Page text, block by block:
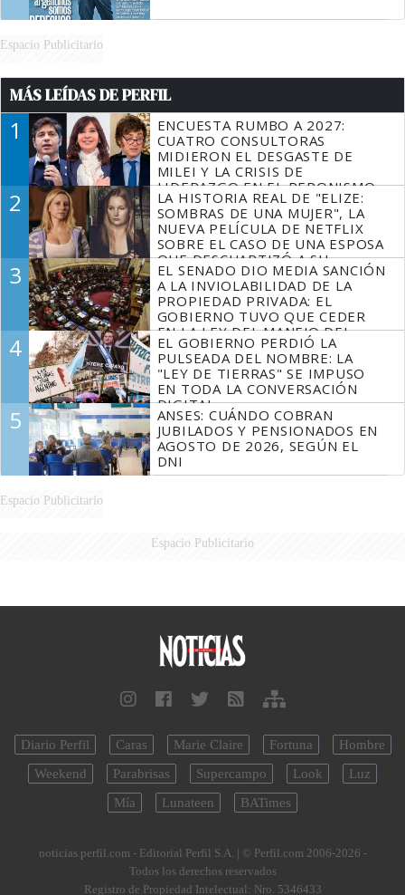
Espacio Publicitario
MÁS LEÍDAS DE PERFIL
1
ENCUESTA RUMBO A 2027:
CUATRO CONSULTORAS
MIDIERON EL DESGASTE DE
MILEI Y LA CRISIS DE
LIDERAZGO EN EL PERONISMO
2
LA HISTORIA REAL DE "ELIZE:
SOMBRAS DE UNA MUJER", LA
NUEVA PELÍCULA DE NETFLIX
SOBRE EL CASO DE UNA ESPOSA
QUE DESCUARTIZÓ A SU
MARIDO
3
EL SENADO DIO MEDIA SANCIÓN
A LA INVIOLABILIDAD DE LA
PROPIEDAD PRIVADA: EL
GOBIERNO TUVO QUE CEDER
EN LA LEY DEL MANEJO DEL
FUEGO
4
EL GOBIERNO PERDIÓ LA
PULSEADA DEL NOMBRE: LA
"LEY DE TIERRAS" SE IMPUSO
EN TODA LA CONVERSACIÓN
DIGITAL
5
ANSES: CUÁNDO COBRAN
JUBILADOS Y PENSIONADOS EN
AGOSTO DE 2026, SEGÚN EL
DNI
Espacio Publicitario
Espacio Publicitario
Diario Perfil Caras Marie Claire Fortuna
Hombre
Weekend
Parabrisas Supercampo Look
Luz
Mía
Lunateen BATimes
noticias.perfil.com - Editorial Perfil S.A. | © Perfil.com 2006-2026 -
Todos los derechos reservados
Registro de Propiedad Intelectual: Nro. 5346433